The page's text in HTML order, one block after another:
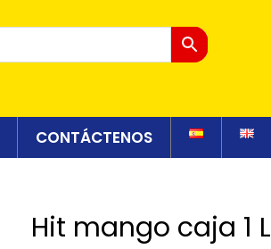
CONTÁCTENOS
Hit mango caja 1 L